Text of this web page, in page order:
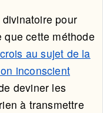
pour
cette méthode
au sujet de la
inconscient
deviner les
à transmettre